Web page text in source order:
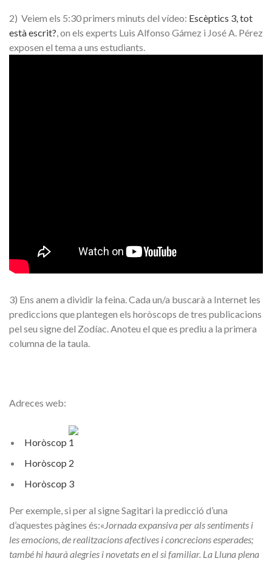
2) Veiem els 5:30 primers minuts del vídeo: Escèptics 3, tot
està escrit?, on els experts Luis Alfonso Gámez i José A. Pérez
exposen el tema a uns estudiants.
3) Ens anem a dividir la feina. Cada un/a buscarà a Internet les
prediccions que plantegen els horòscops de tres publicacions
pel seu signe del Zodíac. Anoteu el que es prediu a la primera
columna de la taula.
Adreces web:
Horòscop 1
Horòscop 2
Horòscop 3
Per exemple, si per al signe Sagitari la predicció d’una
d’aquestes pàgines és:«Jornada expansiva per als sentiments i
les emocions, de realitzacions afectives i concrecions esperades;
també hi haurà alegries i novetats en el si familiar. La Lluna plena